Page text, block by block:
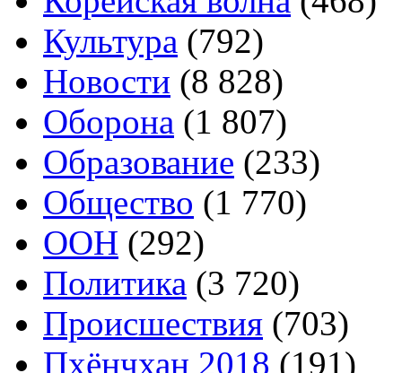
Культура (792)
Новости (8 828)
Оборона (1 807)
Образование (233)
Общество (1 770)
ООН (292)
Политика (3 720)
Происшествия (703)
Пхёнчхан 2018 (191)